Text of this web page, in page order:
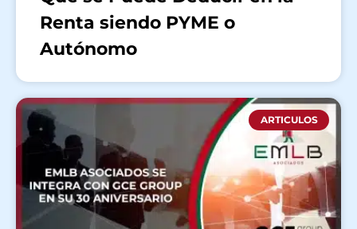
Renta siendo PYME o
Autónomo
ARTICULOS